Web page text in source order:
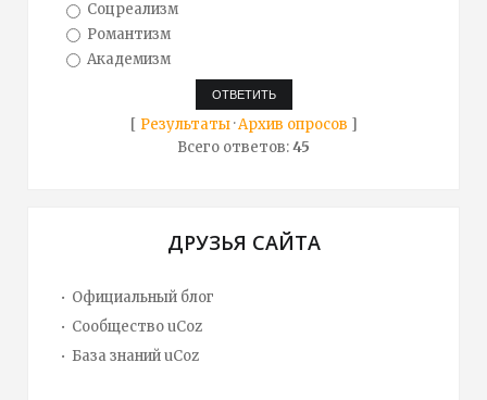
Соцреализм
Романтизм
Академизм
[ Результаты·Архив опросов ]
Всего ответов:45
ДРУЗЬЯ САЙТА
Официальный блог
Сообщество uCoz
База знаний uCoz